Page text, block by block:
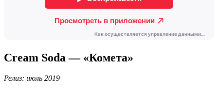
Cream Soda — «Комета»
Релиз: июль 2019